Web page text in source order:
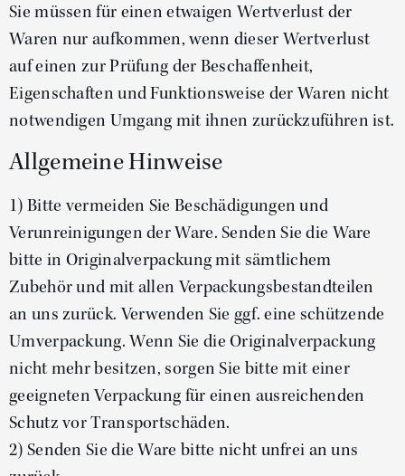
Sie müssen für einen etwaigen Wertverlust der
Waren nur aufkommen, wenn dieser Wertverlust
auf einen zur Prüfung der Beschaffenheit,
Eigenschaften und Funktionsweise der Waren nicht
notwendigen Umgang mit ihnen zurückzuführen ist.
Allgemeine Hinweise
1) Bitte vermeiden Sie Beschädigungen und
Verunreinigungen der Ware. Senden Sie die Ware
bitte in Originalverpackung mit sämtlichem
Zubehör und mit allen Verpackungsbestandteilen
an uns zurück. Verwenden Sie ggf. eine schützende
Umverpackung. Wenn Sie die Originalverpackung
nicht mehr besitzen, sorgen Sie bitte mit einer
geeigneten Verpackung für einen ausreichenden
Schutz vor Transportschäden.
2) Senden Sie die Ware bitte nicht unfrei an uns